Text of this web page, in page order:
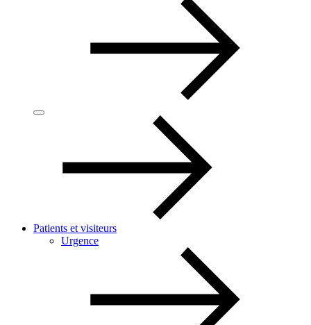
Patients et visiteurs
Urgence